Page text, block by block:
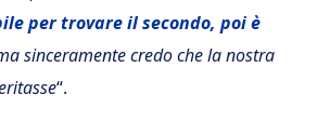
per trovare il secondo, poi è
sinceramente credo che la nostra
“.